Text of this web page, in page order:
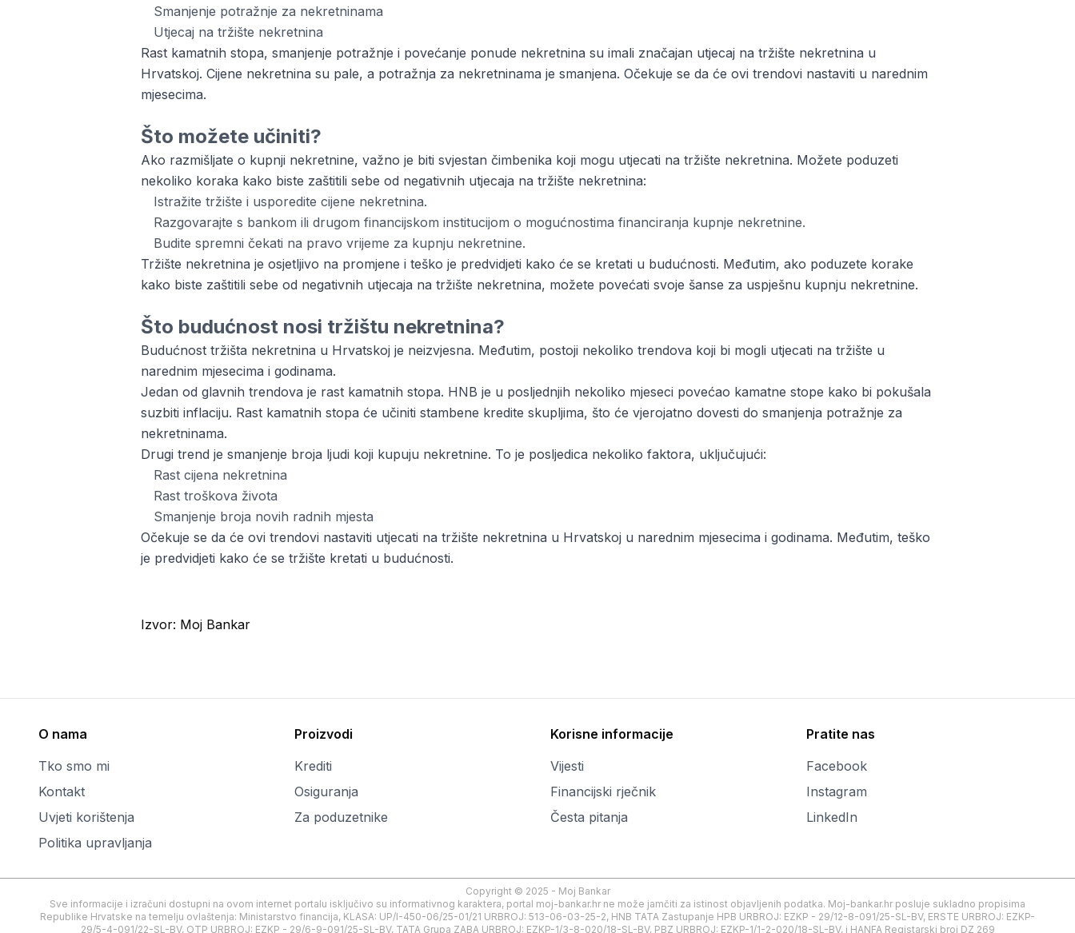
Smanjenje potražnje za nekretninama
Utjecaj na tržište nekretnina
Rast kamatnih stopa, smanjenje potražnje i povećanje ponude nekretnina su imali značajan utjecaj na tržište nekretnina u
Hrvatskoj. Cijene nekretnina su pale, a potražnja za nekretninama je smanjena. Očekuje se da će ovi trendovi nastaviti u narednim
mjesecima.
Što možete učiniti?
Ako razmišljate o kupnji nekretnine, važno je biti svjestan čimbenika koji mogu utjecati na tržište nekretnina. Možete poduzeti
nekoliko koraka kako biste zaštitili sebe od negativnih utjecaja na tržište nekretnina:
Istražite tržište i usporedite cijene nekretnina.
Razgovarajte s bankom ili drugom financijskom institucijom o mogućnostima financiranja kupnje nekretnine.
Budite spremni čekati na pravo vrijeme za kupnju nekretnine.
Tržište nekretnina je osjetljivo na promjene i teško je predvidjeti kako će se kretati u budućnosti. Međutim, ako poduzete korake
kako biste zaštitili sebe od negativnih utjecaja na tržište nekretnina, možete povećati svoje šanse za uspješnu kupnju nekretnine.
Što budućnost nosi tržištu nekretnina?
Budućnost tržišta nekretnina u Hrvatskoj je neizvjesna. Međutim, postoji nekoliko trendova koji bi mogli utjecati na tržište u
narednim mjesecima i godinama.
Jedan od glavnih trendova je rast kamatnih stopa. HNB je u posljednjih nekoliko mjeseci povećao kamatne stope kako bi pokušala
suzbiti inflaciju. Rast kamatnih stopa će učiniti stambene kredite skupljima, što će vjerojatno dovesti do smanjenja potražnje za
nekretninama.
Drugi trend je smanjenje broja ljudi koji kupuju nekretnine. To je posljedica nekoliko faktora, uključujući:
Rast cijena nekretnina
Rast troškova života
Smanjenje broja novih radnih mjesta
Očekuje se da će ovi trendovi nastaviti utjecati na tržište nekretnina u Hrvatskoj u narednim mjesecima i godinama. Međutim, teško
je predvidjeti kako će se tržište kretati u budućnosti.
Izvor: Moj Bankar
O nama
Tko smo mi
Kontakt
Uvjeti korištenja
Politika upravljanja
Proizvodi
Krediti
Osiguranja
Za poduzetnike
Korisne informacije
Vijesti
Financijski rječnik
Česta pitanja
Pratite nas
Facebook
Instagram
LinkedIn
Copyright © 2025 - Moj Bankar
Sve informacije i izračuni dostupni na ovom internet portalu isključivo su informativnog karaktera, portal moj-bankar.hr ne može jamčiti za istinost objavljenih podatka. Moj-bankar.hr posluje sukladno propisima
Republike Hrvatske na temelju ovlaštenja: Ministarstvo financija, KLASA: UP/I-450-06/25-01/21 URBROJ: 513-06-03-25-2, HNB TATA Zastupanje HPB URBROJ: EZKP - 29/12-8-091/25-SL-BV, ERSTE URBROJ: EZKP-
29/5-4-091/22-SL-BV, OTP URBROJ: EZKP - 29/6-9-091/25-SL-BV, TATA Grupa ZABA URBROJ: EZKP-1/3-8-020/18-SL-BV, PBZ URBROJ: EZKP-1/1-2-020/18-SL-BV, i HANFA Registarski broj DZ 269